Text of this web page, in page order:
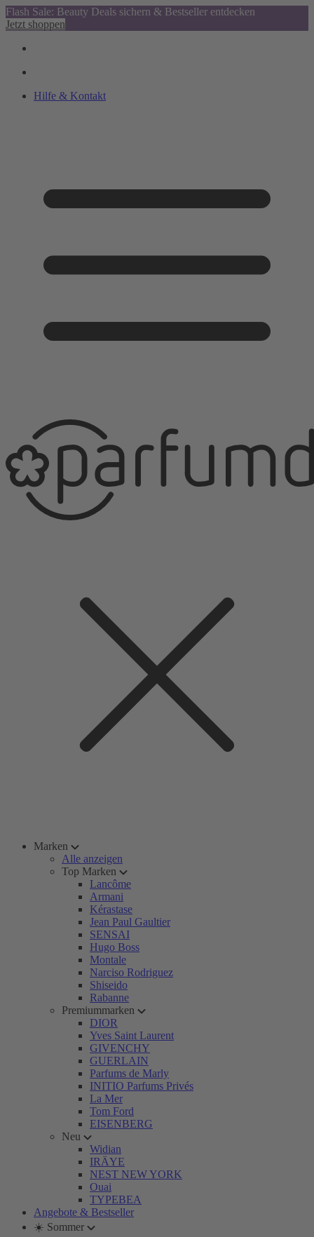
Flash Sale: Beauty Deals sichern & Bestseller entdecken
Jetzt shoppen
Hilfe & Kontakt
Marken
Alle anzeigen
Top Marken
Lancôme
Armani
Kérastase
Jean Paul Gaultier
SENSAI
Hugo Boss
Montale
Narciso Rodriguez
Shiseido
Rabanne
Premiummarken
DIOR
Yves Saint Laurent
GIVENCHY
GUERLAIN
Parfums de Marly
INITIO Parfums Privés
La Mer
Tom Ford
EISENBERG
Neu
Widian
IRÄYE
NEST NEW YORK
Ouai
TYPEBEA
Angebote & Bestseller
☀️ Sommer